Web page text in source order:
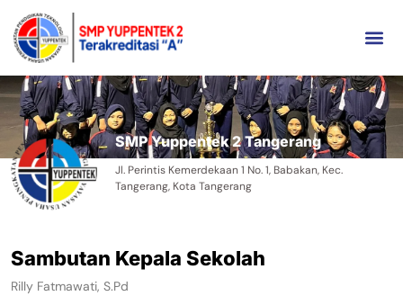
SMP Yuppentek 2 Tangerang
Jl. Perintis Kemerdekaan 1 No. 1, Babakan, Kec.
Tangerang, Kota Tangerang
Sambutan Kepala Sekolah
Rilly Fatmawati, S.Pd